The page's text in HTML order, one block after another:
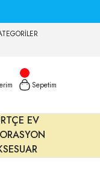
Sepetim
EV